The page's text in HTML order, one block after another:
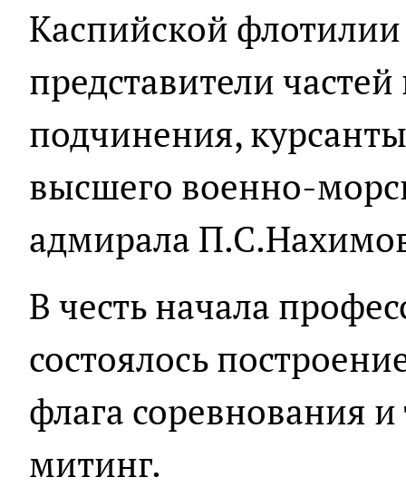
Каспийской
представители
подчинения,
высшего военно-
адмирала
В честь начала
состоялось
флага соревнования
митинг.